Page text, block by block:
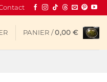
PANIER /0,00 €